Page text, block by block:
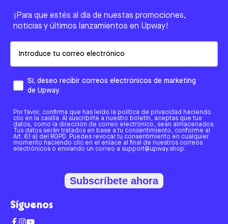
¡Para que estés al día de nuestas promociones,
noticias y últimos lanzamientos en Upway!
Sí, deseo recibir correos electrónicos de marketing
de Upway.
Por favor, confirma que has leído la política de privacidad haciendo
clic en la casilla. Al suscribirte a nuestro boletín, aceptas que tus
datos, como la dirección de correo electrónico, sean almacenados.
Tus datos serán tratados en base a tu consentimiento, conforme al
Art. 6.1 a) del RGPD. Puedes revocar tu consentimiento en cualquier
momento haciendo clic en el enlace al final de nuestros correos
electrónicos o enviando un correo a support@upway.shop.
Subscríbete ahora
Síguenos